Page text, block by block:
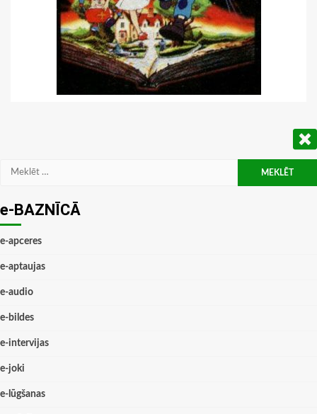
Meklēt:
e-BAZNĪCĀ
e-apceres
e-aptaujas
e-audio
e-bildes
e-intervijas
e-joki
e-lūgšanas